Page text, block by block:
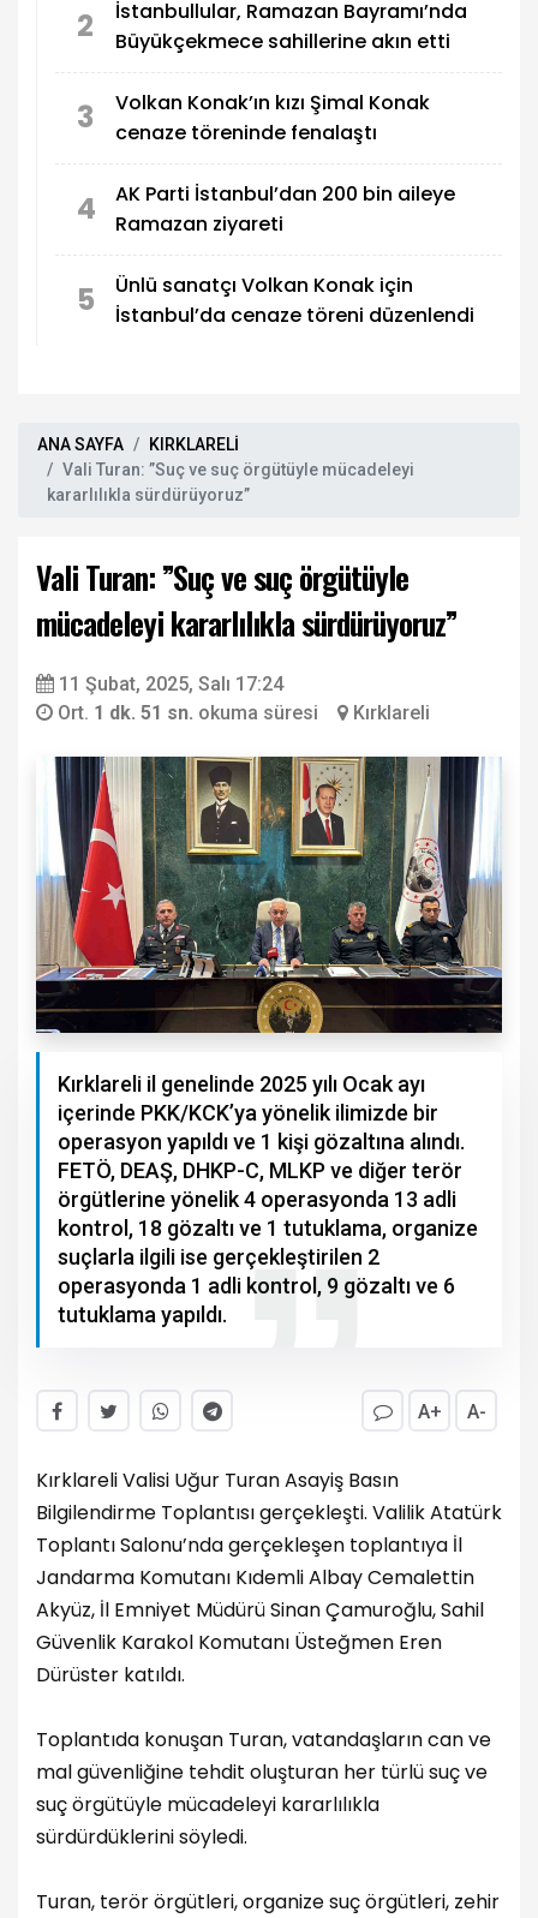
2
İstanbullular, Ramazan Bayramı’nda
Büyükçekmece sahillerine akın etti
3
Volkan Konak’ın kızı Şimal Konak
cenaze töreninde fenalaştı
4
AK Parti İstanbul’dan 200 bin aileye
Ramazan ziyareti
5
Ünlü sanatçı Volkan Konak için
İstanbul’da cenaze töreni düzenlendi
ANA SAYFA
KIRKLARELİ
Vali Turan: ”Suç ve suç örgütüyle mücadeleyi
kararlılıkla sürdürüyoruz”
Vali Turan: ”Suç ve suç örgütüyle
mücadeleyi kararlılıkla sürdürüyoruz”
11 Şubat, 2025, Salı 17:24
Ort. 1 dk. 51 sn. okuma süresi Kırklareli
Kırklareli il genelinde 2025 yılı Ocak ayı
içerinde PKK/KCK’ya yönelik ilimizde bir
operasyon yapıldı ve 1 kişi gözaltına alındı.
FETÖ, DEAŞ, DHKP-C, MLKP ve diğer terör
örgütlerine yönelik 4 operasyonda 13 adli
kontrol, 18 gözaltı ve 1 tutuklama, organize
suçlarla ilgili ise gerçekleştirilen 2
operasyonda 1 adli kontrol, 9 gözaltı ve 6
tutuklama yapıldı.
A+ A-
Kırklareli Valisi Uğur Turan Asayiş Basın
Bilgilendirme Toplantısı gerçekleşti. Valilik Atatürk
Toplantı Salonu’nda gerçekleşen toplantıya İl
Jandarma Komutanı Kıdemli Albay Cemalettin
Akyüz, İl Emniyet Müdürü Sinan Çamuroğlu, Sahil
Güvenlik Karakol Komutanı Üsteğmen Eren
Dürüster katıldı.
Toplantıda konuşan Turan, vatandaşların can ve
mal güvenliğine tehdit oluşturan her türlü suç ve
suç örgütüyle mücadeleyi kararlılıkla
sürdürdüklerini söyledi.
Turan, terör örgütleri, organize suç örgütleri, zehir